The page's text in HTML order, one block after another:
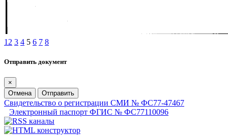
1 2 3 4 5 6 7 8
Отправить документ
×
Отмена
Отправить
Свидетельство о регистрации СМИ № ФС77-47467
Электронный паспорт ФГИС № ФС77110096